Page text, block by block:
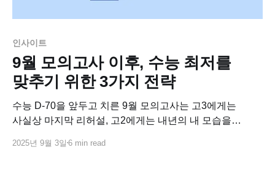
인사이트
9월 모의고사 이후, 수능 최저를
맞추기 위한 3가지 전략
수능 D-70을 앞두고 치른 9월 모의고사는 고3에게는
사실상 마지막 리허설, 고2에게는 내년의 내 모습을
분포를 가장 폭넓게 확인할 수 있는 시험이죠. 따라서
2025년 9월 3일 6 min read